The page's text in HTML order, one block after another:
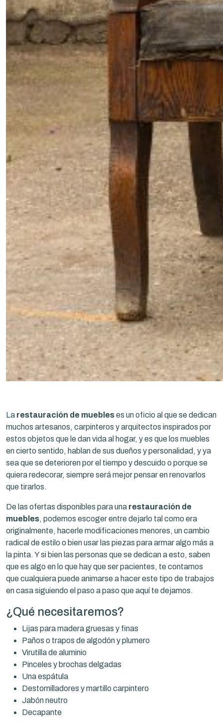
La restauración de muebleses un oficio al que se dedican
muchos artesanos, carpinteros y arquitectos inspirados por
estos objetos que le dan vida al hogar, y es que los muebles
en cierto sentido, hablan de sus dueños y personalidad, y ya
sea que se deterioren por el tiempo y descuido o porque se
quiera redecorar, siempre será mejor pensar en renovarlos
que tirarlos.
De las ofertas disponibles para una restauración de
muebles, podemos escoger entre dejarlo tal como era
originalmente, hacerle modificaciones menores, un cambio
radical de estilo o bien usar las piezas para armar algo más a
la pinta. Y si bien las personas que se dedican a esto, saben
que es algo en lo que hay que ser pacientes, te contamos
que cualquiera puede animarse a hacer este tipo de trabajos
en casa siguiendo el paso a paso que aquí te dejamos.
¿Qué necesitaremos?
Lijas para madera gruesas y finas
Paños o trapos de algodón y plumero
Virutilla de aluminio
Pinceles y brochas delgadas
Una espátula
Destornilladores y martillo carpintero
Jabón neutro
Decapante